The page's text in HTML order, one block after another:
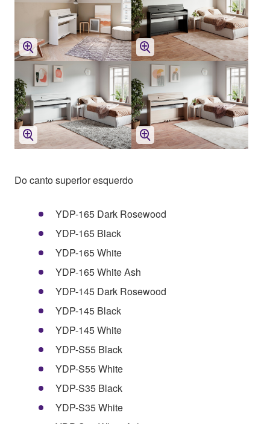
Do canto superior esquerdo
YDP-165 Dark Rosewood
YDP-165 Black
YDP-165 White
YDP-165 White Ash
YDP-145 Dark Rosewood
YDP-145 Black
YDP-145 White
YDP-S55 Black
YDP-S55 White
YDP-S35 Black
YDP-S35 White